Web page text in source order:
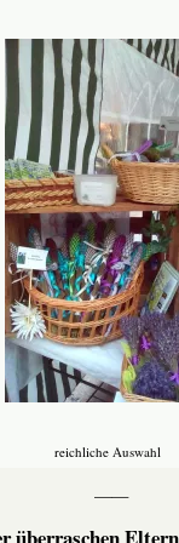
reichliche Auswahl
——